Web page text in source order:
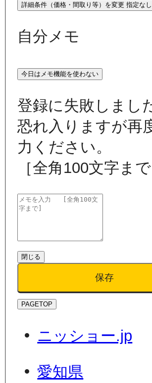
詳細条件（価格・間取り等）を変更 指定なし
自分メモ
今日はメモ機能を使わない
登録に失敗しまし
恐れ入りますが再
力ください。
［全角100文字まで
閉じる
保存
PAGETOP
ニッショー.jp
愛知県